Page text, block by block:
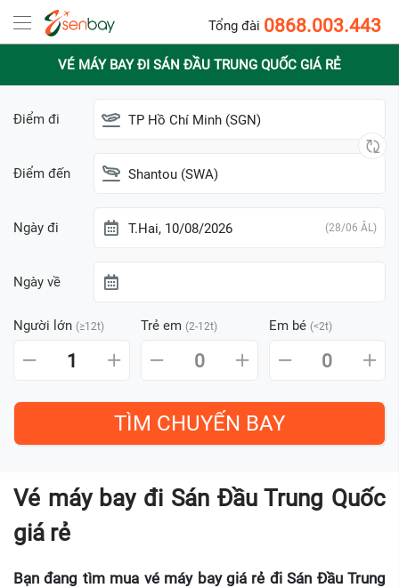
Tổng đài 0868.003.443
VÉ MÁY BAY ĐI SÁN ĐẦU TRUNG QUỐC GIÁ RẺ
Điểm đi TP Hồ Chí Minh (SGN)
Điểm đến Shantou (SWA)
Ngày đi T.Hai, 10/08/2026 (28/06 ÂL)
Ngày về
Người lớn (≥12t) Trẻ em (2-12t) Em bé (<2t)
1 0 0
Vé máy bay đi Sán Đầu Trung Quốc
giá rẻ
Bạn đang tìm mua vé máy bay giá rẻ đi Sán Đầu Trung